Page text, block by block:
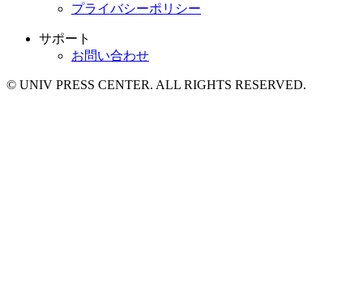
プライバシーポリシー
サポート
お問い合わせ
© UNIV PRESS CENTER. ALL RIGHTS RESERVED.